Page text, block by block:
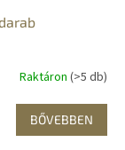
Raktáron (>5 db)
BŐVEBBEN